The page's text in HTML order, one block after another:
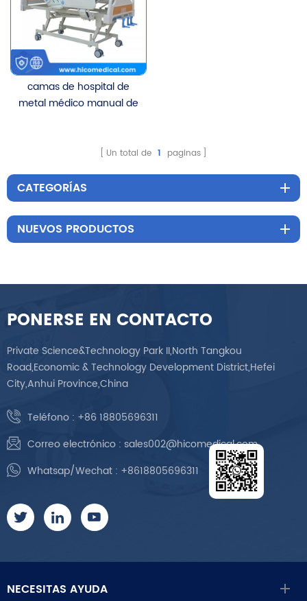
camas de hospital de
metal médico manual de
Un total de 1 paginas
CATEGORÍAS
NUEVOS PRODUCTOS
PONERSE EN CONTACTO
Private Science&Technology Park II,North Tangkou
Road,Economic & Technology Development District,Hefei
City,Anhui Province,China
Teléfono : +86 18805696311
Correo electrónico : sales002@hicomedical.com
Whatsap/Wechat : +8618805696311
NECESITAS AYUDA